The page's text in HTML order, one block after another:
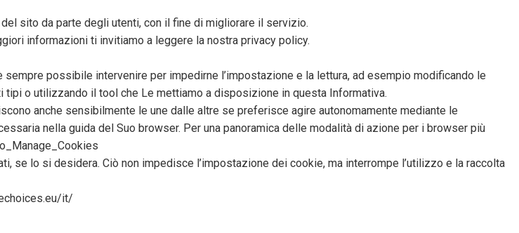
sito da parte degli utenti, con il fine di migliorare il servizio.
informazioni ti invitiamo a leggere la nostra privacy policy.
possibile intervenire per impedirne l’impostazione e la lettura, ad esempio modificando le
o utilizzando il tool che Le mettiamo a disposizione in questa Informativa.
anche sensibilmente le une dalle altre se preferisce agire autonomamente mediante le
nella guida del Suo browser. Per una panoramica delle modalità di azione per i browser più
se lo si desidera. Ciò non impedisce l’impostazione dei cookie, ma interrompe l’utilizzo e la raccolta
it/